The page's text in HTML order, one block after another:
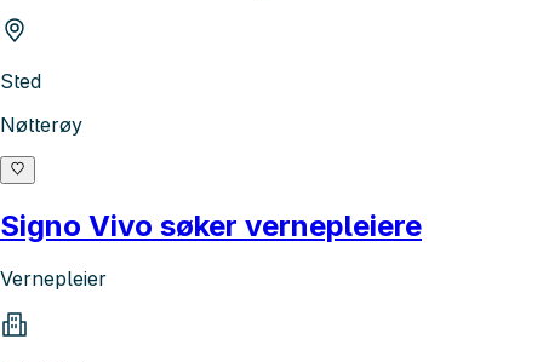
Sted
Nøtterøy
Signo Vivo søker vernepleiere
Vernepleier